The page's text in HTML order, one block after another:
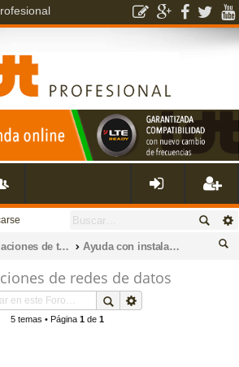
eg
Instalaciones de televisión, datos, fibra óptica, porteros, cctv e intrusión.
Ayuda con instalaciones de redes de datos
de redes de datos
5 temas • Página 1de 1